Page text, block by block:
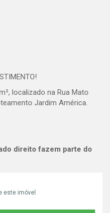
localizado na Rua Mato
Jardim América.
direito fazem parte do
este imóvel